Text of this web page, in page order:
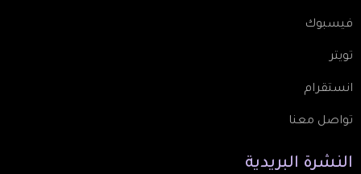
فيسبوك
تويتر
انستقرام
تواصل معنا
النشرة البريدية